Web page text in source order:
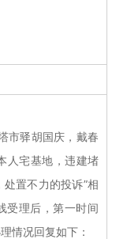
驿胡国庆，戴春
人宅基地，违建堵
置不力的投诉”相
受理后，第一时间
情况回复如下：